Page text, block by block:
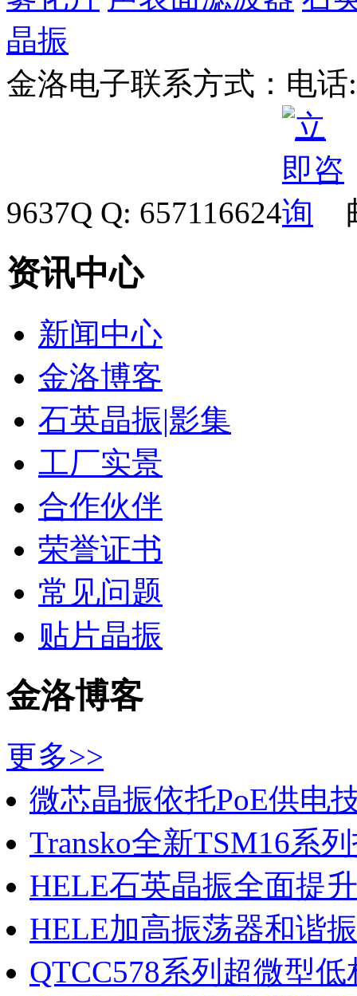
晶振
金洛电子联系方式： 电话
9637Q Q: 657116624
资讯中心
新闻中心
金洛博客
石英晶振|影集
工厂实景
合作伙伴
荣誉证书
常见问题
贴片晶振
金洛博客
更多>>
微芯晶振依托PoE供电
Transko全新TSM16系
HELE石英晶振全面提
HELE加高振荡器和谐
QTCC578系列超微型低